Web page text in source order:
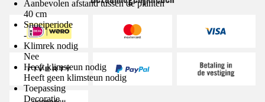
Aanbevolen afstand tussen de planten
40 cm
Snoeiperiode
-
Klimrek nodig
Nee
Heeft klimsteun nodig
Heeft geen klimsteun nodig
Toepassing
Decoratie